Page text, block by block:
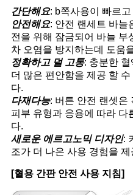
간단해요: b쪽사용이 빠르
안전해요: 안전 랜세트 바늘
전을 위해 잠금되어 바늘 부
차 오염을 방지하는데 도움
정확하고 덜 고통: 충분한 혈
더 많은 편안함을 제공 할
다.
다재다능: 버튼 안전 랜셋은
피부 유형과 응용에 따라 다
다.
새로운 에르고노믹 디자인:
조가 더 나은 사용 경험을 제
[혈용 간판 안전 사용 지침]